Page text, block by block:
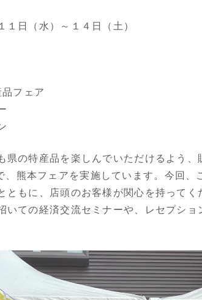
日（水）～１４日（土）
フェア
の特産品を楽しんでいただけるよう、
熊本フェアを実施しています。今回、
ともに、店頭のお客様が関心を持ってく
ての経済交流セミナーや、レセプショ